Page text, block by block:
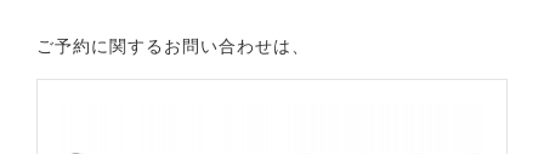
ご予約に関するお問い合わせは、